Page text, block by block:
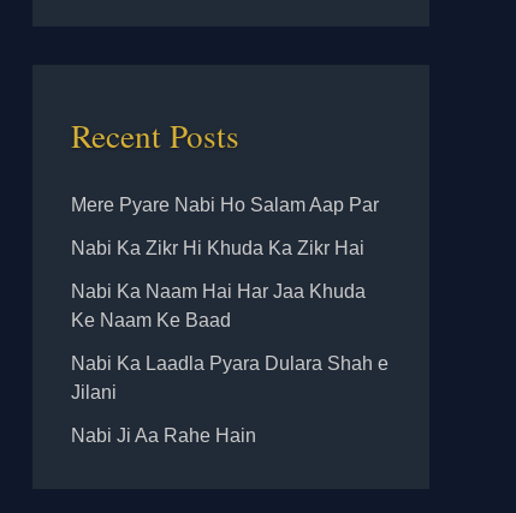
Recent Posts
Mere Pyare Nabi Ho Salam Aap Par
Nabi Ka Zikr Hi Khuda Ka Zikr Hai
Nabi Ka Naam Hai Har Jaa Khuda
Ke Naam Ke Baad
Nabi Ka Laadla Pyara Dulara Shah e
Jilani
Nabi Ji Aa Rahe Hain